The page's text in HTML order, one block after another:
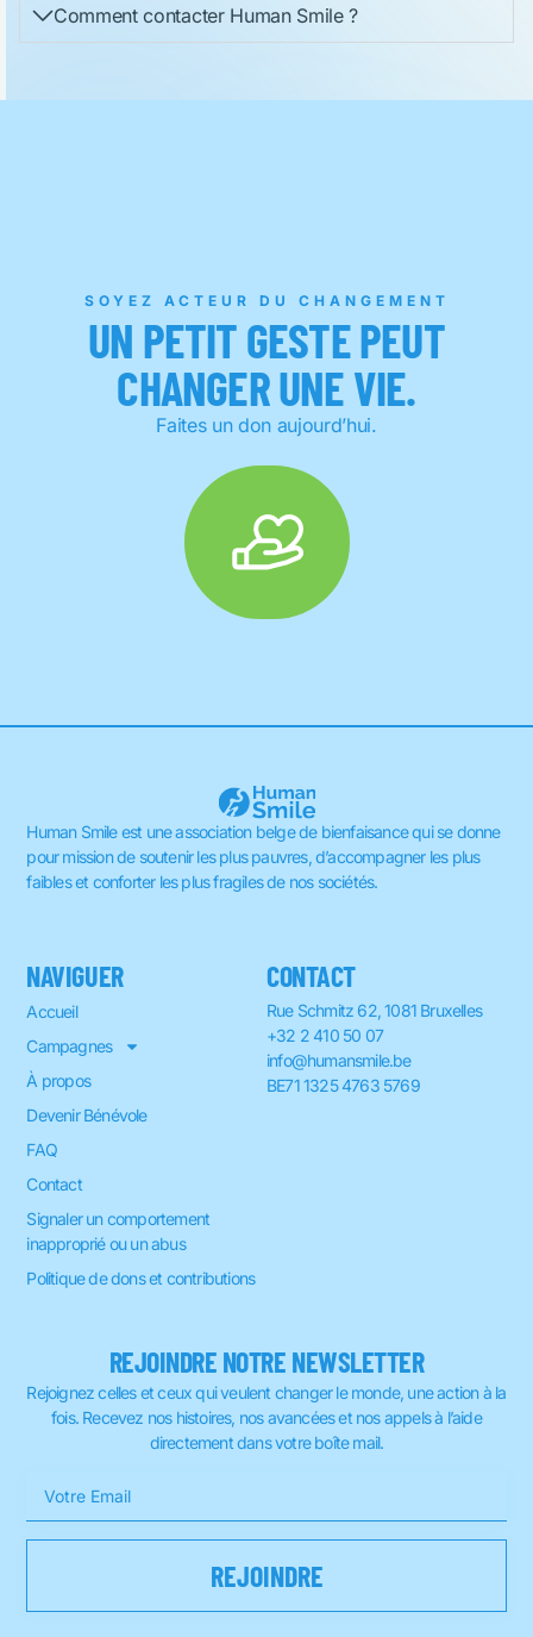
Comment contacter Human Smile ?
SOYEZ ACTEUR DU CHANGEMENT
UN PETIT GESTE PEUT
CHANGER UNE VIE.
Faites un don aujourd’hui.
Human Smile est une association belge de bienfaisance qui se donne
pour mission de soutenir les plus pauvres, d’accompagner les plus
faibles et conforter les plus fragiles de nos sociétés.
NAVIGUER
Accueil
Campagnes
À propos
Devenir Bénévole
FAQ
Contact
Signaler un comportement
inapproprié ou un abus
Politique de dons et contributions
CONTACT
Rue Schmitz 62, 1081 Bruxelles
+32 2 410 50 07
info@humansmile.be
BE71 1325 4763 5769
REJOINDRE NOTRE NEWSLETTER
Rejoignez celles et ceux qui veulent changer le monde, une action à la
fois. Recevez nos histoires, nos avancées et nos appels à l’aide
directement dans votre boîte mail.